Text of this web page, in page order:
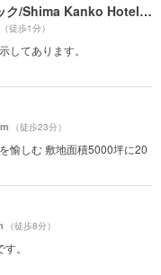
志摩観光ホテル ザ クラシック/Shima Kanko Hotel The Classic
（徒歩1分）
してあります。
（徒歩23分）
愉しむ 敷地面積5000坪に20
（徒歩8分）
。